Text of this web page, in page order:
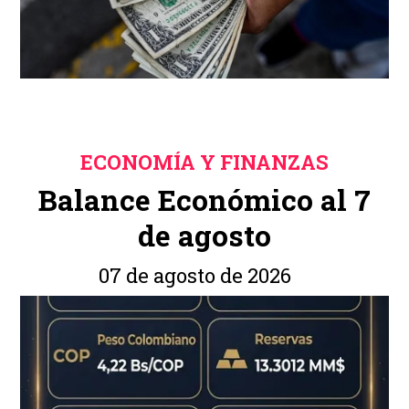
Balance Económico al 7
de agosto
ECONOMÍA Y FINANZAS
07 de agosto de 2026